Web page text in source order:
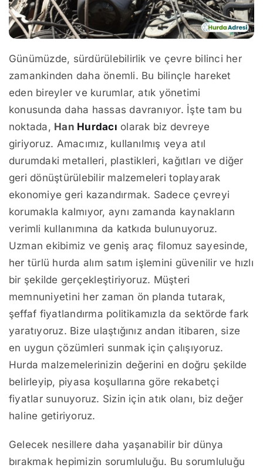
Günümüzde, sürdürülebilirlik ve çevre bilinci her
zamankinden daha önemli. Bu bilinçle hareket
eden bireyler ve kurumlar, atık yönetimi
konusunda daha hassas davranıyor. İşte tam bu
noktada, Han Hurdacı olarak biz devreye
giriyoruz. Amacımız, kullanılmış veya atıl
durumdaki metalleri, plastikleri, kağıtları ve diğer
geri dönüştürülebilir malzemeleri toplayarak
ekonomiye geri kazandırmak. Sadece çevreyi
korumakla kalmıyor, aynı zamanda kaynakların
verimli kullanımına da katkıda bulunuyoruz.
Uzman ekibimiz ve geniş araç filomuz sayesinde,
her türlü hurda alım satım işlemini güvenilir ve hızlı
bir şekilde gerçekleştiriyoruz. Müşteri
memnuniyetini her zaman ön planda tutarak,
şeffaf fiyatlandırma politikamızla da sektörde fark
yaratıyoruz. Bize ulaştığınız andan itibaren, size
en uygun çözümleri sunmak için çalışıyoruz.
Hurda malzemelerinizin değerini en doğru şekilde
belirleyip, piyasa koşullarına göre rekabetçi
fiyatlar sunuyoruz. Sizin için atık olanı, biz değer
haline getiriyoruz.
Gelecek nesillere daha yaşanabilir bir dünya
bırakmak hepimizin sorumluluğu. Bu sorumluluğu